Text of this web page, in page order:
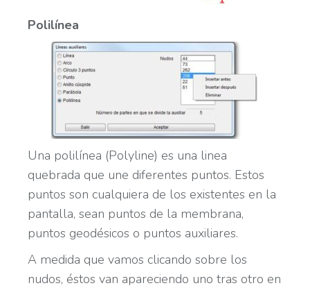
Polilínea
Una polilínea (Polyline) es una linea
quebrada que une diferentes puntos. Estos
puntos son cualquiera de los existentes en la
pantalla, sean puntos de la membrana,
puntos geodésicos o puntos auxiliares.
A medida que vamos clicando sobre los
nudos, éstos van apareciendo uno tras otro en